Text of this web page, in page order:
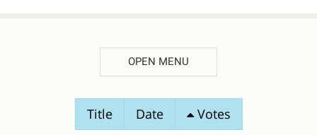
OPEN MENU
Title Date Votes